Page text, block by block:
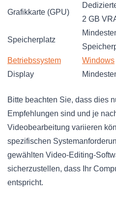
Grafikkarte (GPU)
2 GB
Speicherplatz
Betriebssystem
Windows
Display
Bitte beachten Sie, dass dies
Empfehlungen sind und je
Videobearbeitung variieren
spezifischen
gewählten Video-Editing-
sicherzustellen, dass Ihr
entspricht.